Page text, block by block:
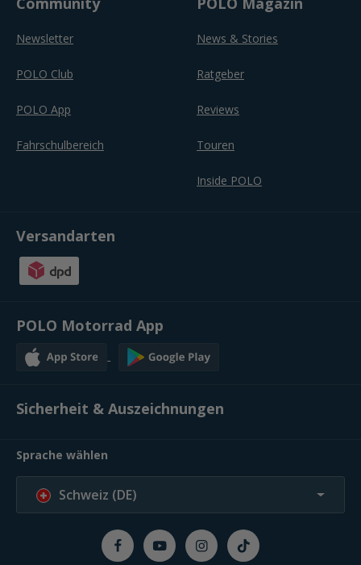
Newsletter
POLO Club
POLO App
Fahrschulbereich
News & Stories
Ratgeber
Reviews
Touren
Inside POLO
Versandarten
POLO Motorrad App
Sicherheit & Auszeichnungen
Sprache wählen
Schweiz (DE)